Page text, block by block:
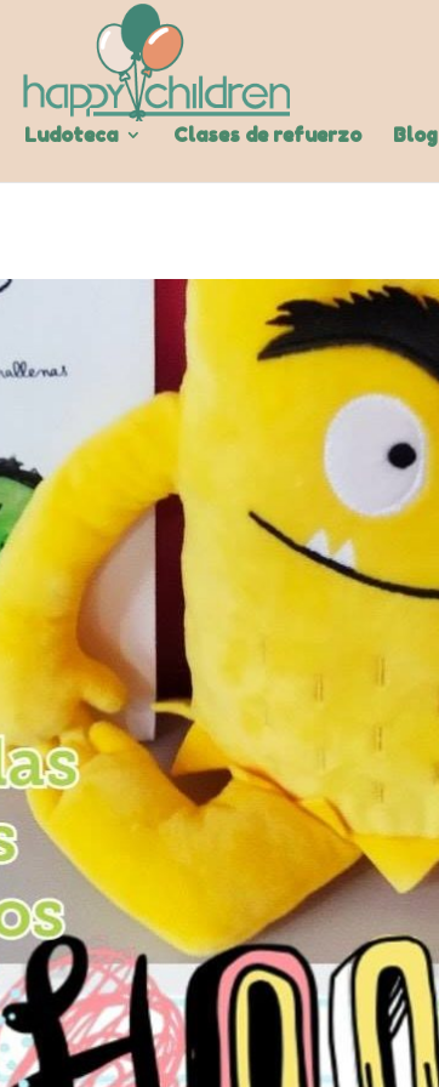
Ludoteca Clases de refuerzo Blog